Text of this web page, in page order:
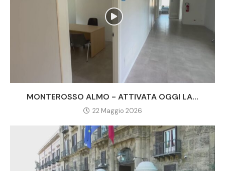
MONTEROSSO ALMO - ATTIVATA OGGI LA...
22 Maggio 2026